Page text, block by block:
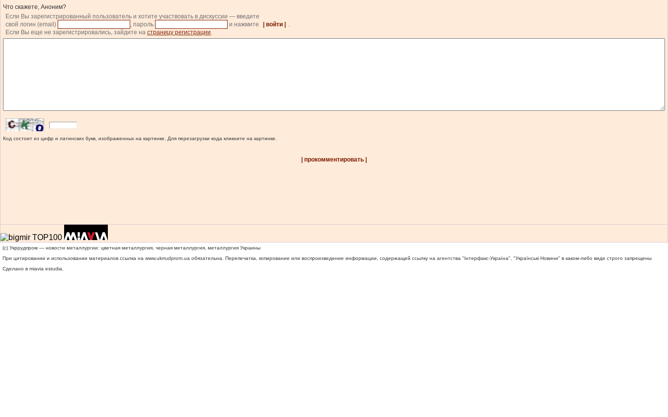
Что скажете, Аноним?
Если Вы зарегистрированный пользователь и хотите участвовать в дискуссии — введите
свой логин (email)
, пароль и нажмите | войти |
.
Если Вы еще не зарегистрировались, зайдите на страницу регистрации.
Код состоит из цифр и латинских букв, изображенных на картинке. Для перезагрузки кода кликните на картинке.
| прокомментировать |
(c) Укррудпром — новости металлургии: цветная металлургия, черная металлургия, металлургия Украины
При цитировании и использовании материалов ссылка на www.ukrrudprom.ua обязательна. Перепечатка, копирование или воспроизведение информации, содержащей ссылку на агентства "Iнтерфакс-Україна", "Українськi Новини" в каком-либо виде строго запрещены
Сделано в miavia estudia.